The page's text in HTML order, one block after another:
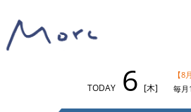
TODAY 6 [木]
【8
毎月